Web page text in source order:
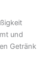
und
Getränk